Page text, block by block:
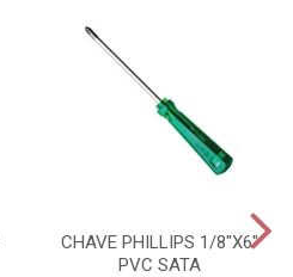
CHAVE PHILLIPS 1/8"X6"
PVC SATA